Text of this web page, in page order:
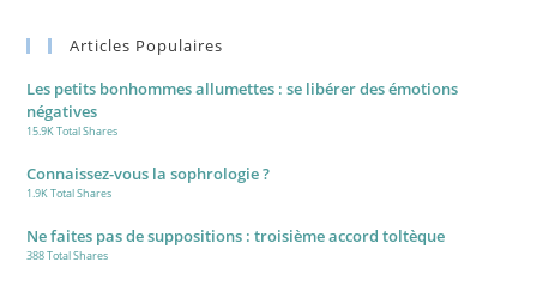
Articles Populaires
Les petits bonhommes allumettes : se libérer des émotions
négatives
15.9K Total Shares
Connaissez-vous la sophrologie ?
1.9K Total Shares
Ne faites pas de suppositions : troisième accord toltèque
388 Total Shares